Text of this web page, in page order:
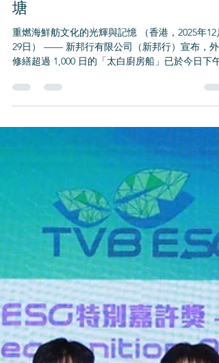
太白廚房船於2025年12月29
日修繕後重返香港仔避風
塘
重燃海鮮舫文化的光輝與記憶 （香港，2025年12月
修繕超過 1,000 日的「太白廚房船」已於今日下午
式回歸香港仔避風塘。這艘承載着香港仔海鮮舫文
帶來久違的味道與故事。 太白廚房船首次下水 延續
去年成功經驗 社區共建海上文化新篇章 回望
年拆禮物日，新邦行舉辦的「點亮活力香港仔」活
動得到各界熱烈支持。三個碼頭完成修繕後首次亮
燈，市集吸引大量市民參與，海洋保育、綠色科
技、手作小店、音樂表演與海上導賞活動交織成熱
鬧的漁港畫面。 當日避風塘的海風再次帶着人情味
與文化氣息，不少街坊感動地說：「香港仔又熱鬧
起來了。」 這個盛事不僅來自活動本身，更是源於
社區的凝聚力——居民、商戶、漁民與文化團體共
同參與，讓香港海上文化真正「回到香港仔」。 太
白廚房船從船廠啟航 太白廚房船回歸：海鮮舫文化
復興的重要第一步 太白廚房船的回歸，是去年市集
精神的延續，也是香港仔海鮮舫文化復興的重要第
一步。海鮮舫曾是香港仔的象徵，是許多家庭慶